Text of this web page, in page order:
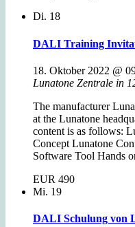
Di. 18
DALI Training
18. Oktober 2022 @
Lunatone Zentrale in
The manufacturer
at the Lunatone
content is as follows:
Concept Lunatone
Software Tool Hands
EUR 490
Mi. 19
DALI Schulung von